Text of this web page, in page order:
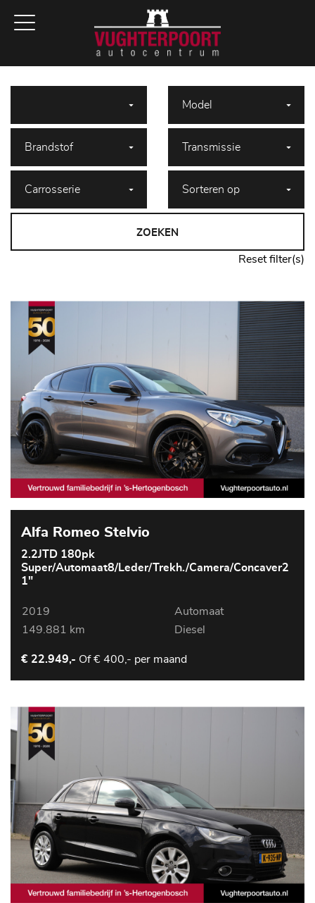
ZOEKEN
Reset filter(s)
Alfa Romeo Stelvio
2.2JTD 180pk
Super/Automaat8/Leder/Trekh./Camera/Concaver2
1"
2019
Automaat
149.881 km
Diesel
€ 22.949,- Of€ 400,- per maand